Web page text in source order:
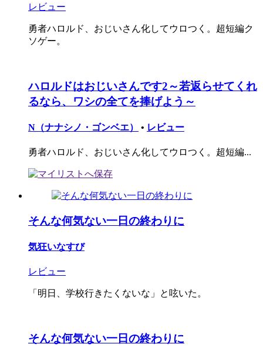
レビュー
勇者ハロルド、おじいさん化してウロつく。超短編ク
ソゲー。
ハロルドはおじいさんです2～若返らせてくれ
るなら、ワシの全てを捧げよう～
N（ナナシノ・ゴンベエ） • レビュー
勇者ハロルド、おじいさん化してウロつく。超短編...
そんな何気ない一日の終わりに
気狂いなすび
レビュー
「明日、学校行きたくないな」と呟いた。
そんな何気ない一日の終わりに